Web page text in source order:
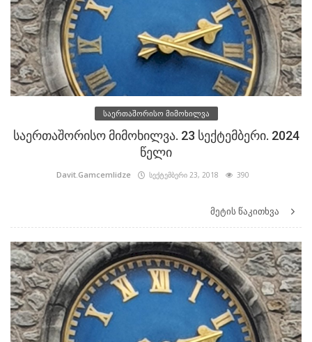
საერთაშორისო მიმოხილვა
საერთაშორისო მიმოხილვა. 23 სექტემბერი. 2024
წელი
Davit.Gamcemlidze სექტემბერი 23, 2018 390
მეტის წაკითხვა